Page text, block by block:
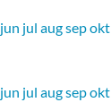
jun jul augsepokt
jun jul augsepokt